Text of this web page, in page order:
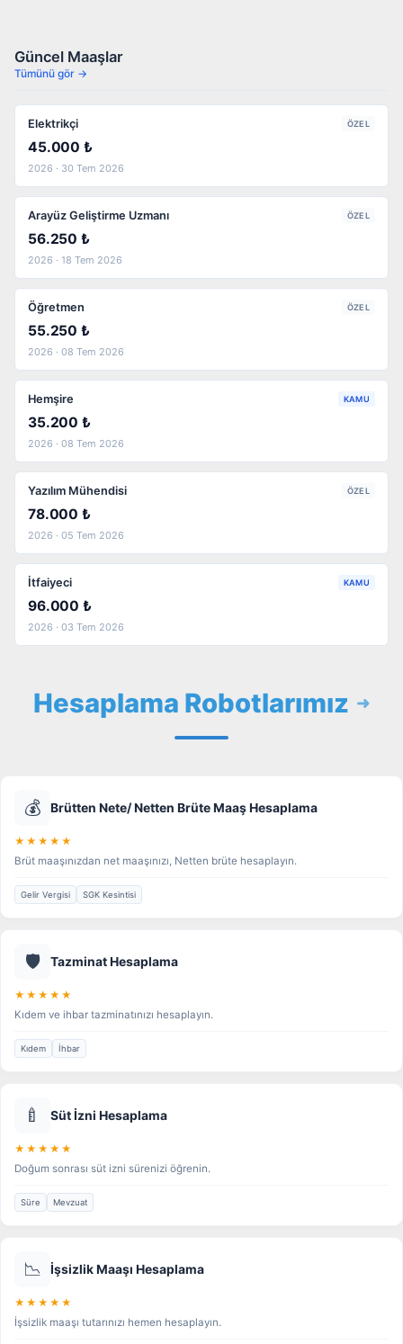
Güncel Maaşlar
Tümünü gör →
Elektrikçi ÖZEL
45.000 ₺
2026 · 30 Tem 2026
Arayüz Geliştirme Uzmanı ÖZEL
56.250 ₺
2026 · 18 Tem 2026
Öğretmen ÖZEL
55.250 ₺
2026 · 08 Tem 2026
Hemşire KAMU
35.200 ₺
2026 · 08 Tem 2026
Yazılım Mühendisi ÖZEL
78.000 ₺
2026 · 05 Tem 2026
İtfaiyeci KAMU
96.000 ₺
2026 · 03 Tem 2026
Hesaplama Robotlarımız
💰 Brütten Nete/ Netten Brüte Maaş Hesaplama
★★★★★
Brüt maaşınızdan net maaşınızı, Netten brüte hesaplayın.
Gelir Vergisi SGK Kesintisi
🛡️ Tazminat Hesaplama
★★★★★
Kıdem ve ihbar tazminatınızı hesaplayın.
Kıdem İhbar
🍼 Süt İzni Hesaplama
★★★★★
Doğum sonrası süt izni sürenizi öğrenin.
Süre Mevzuat
📉 İşsizlik Maaşı Hesaplama
★★★★★
İşsizlik maaşı tutarınızı hemen hesaplayın.